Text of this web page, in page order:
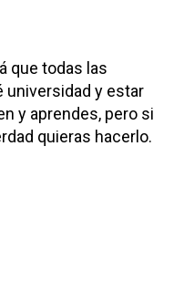
que todas las
universidad y estar
y aprendes, pero si
quieras hacerlo.